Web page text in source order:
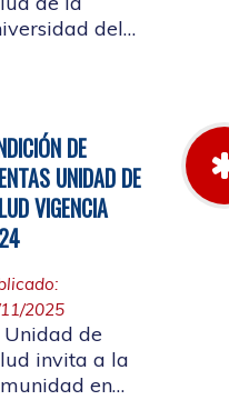
del
del 23 al
abril de
DE
UNIDAD DE
VIGENCIA
2025
Unidad de
invita a la
en